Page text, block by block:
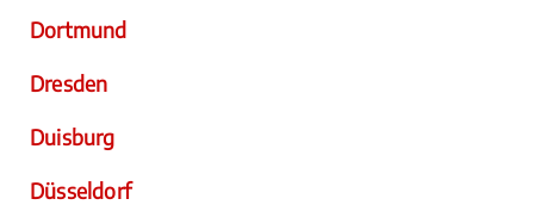
Dortmund
Dresden
Duisburg
Düsseldorf